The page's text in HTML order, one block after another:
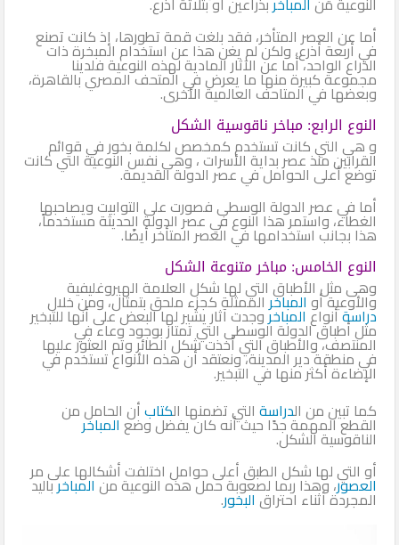
أما عن العصر المتأخر، فقد بلغت قمة تطورها، إذ كانت تصنع
في أربعة أذرع، ولكن لم يغن هذا عن استخدام المبخرة ذات
الذراع الواحد، أما عن الآثار المادية لهذه النوعية فلدينا
مجموعة كبيرة منها ما يعرض في المتحف المصري بالقاهرة،
وبعضها في المتاحف العالمية الأخرى.
النوع الرابع: مباخر ناقوسية الشكل
و هي التي كانت تستخدم كمخصص لكلمة بخور في قوائم
القرابين منذ عصر بداية الأسرات ، وهى نفس النوعية التي كانت
توضع أعلى الحوامل في عصر الدولة القديمة.
أما في عصر الدولة الوسطى فصورت على التوابيت ويصاحبها
الغطاء، واستمر هذا النوع في عصر الدولة الحديثة مستخدماً،
هذا بجانب استخدامها في العصر المتأخر أيضًا.
النوع الخامس: مباخر متنوعة الشكل
وهى مثل الأطباق التي لها شكل العلامة الهيروغليفية
والأوعية أوالمباخرالممثلة كجزء ملحق بتمثال، ومن خلال
دراسةأنواع المباخروجدت آثار يشير لها البعض على أنها للتبخير
مثل أطباق الدولة الوسطى التي تمتاز بوجود وعاء في
المنتصف، والأطباق التي أخذت شكل الطائر وتم العثور عليها
في منطقة دير المدينة، ونعتقد أن هذه الأنواع تستخدم في
الإضاءة أكثر منها في التبخير.
كما تبين من الدراسة التي تضمنها الكتابأن الحامل من
القطع المهمة جدًا حيث أنه كان يفضل وضعالمباخر
الناقوسية الشكل.
أو التي لها شكل الطبق أعلى حوامل اختلفت أشكالها على مر
العصور، وهذا ربما لصعوبة حمل هذه النوعية منالمباخرباليد
المجردة أثناء احتراقالبخور.